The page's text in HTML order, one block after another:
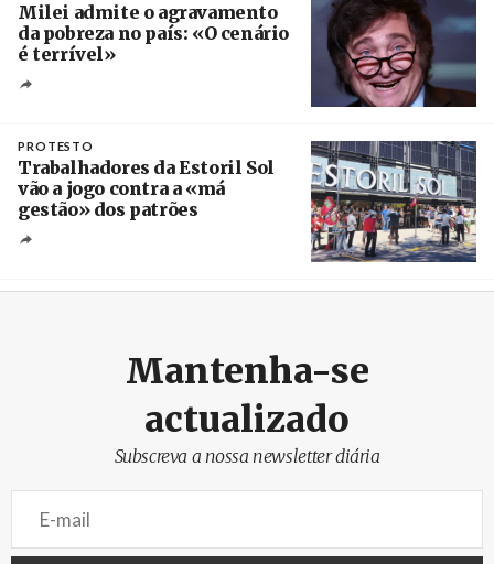
Milei admite o agravamento
da pobreza no país: «O cenário
é terrível»
PROTESTO
Trabalhadores da Estoril Sol
vão a jogo contra a «má
gestão» dos patrões
Mantenha-se
actualizado
Subscreva a nossa newsletter diária